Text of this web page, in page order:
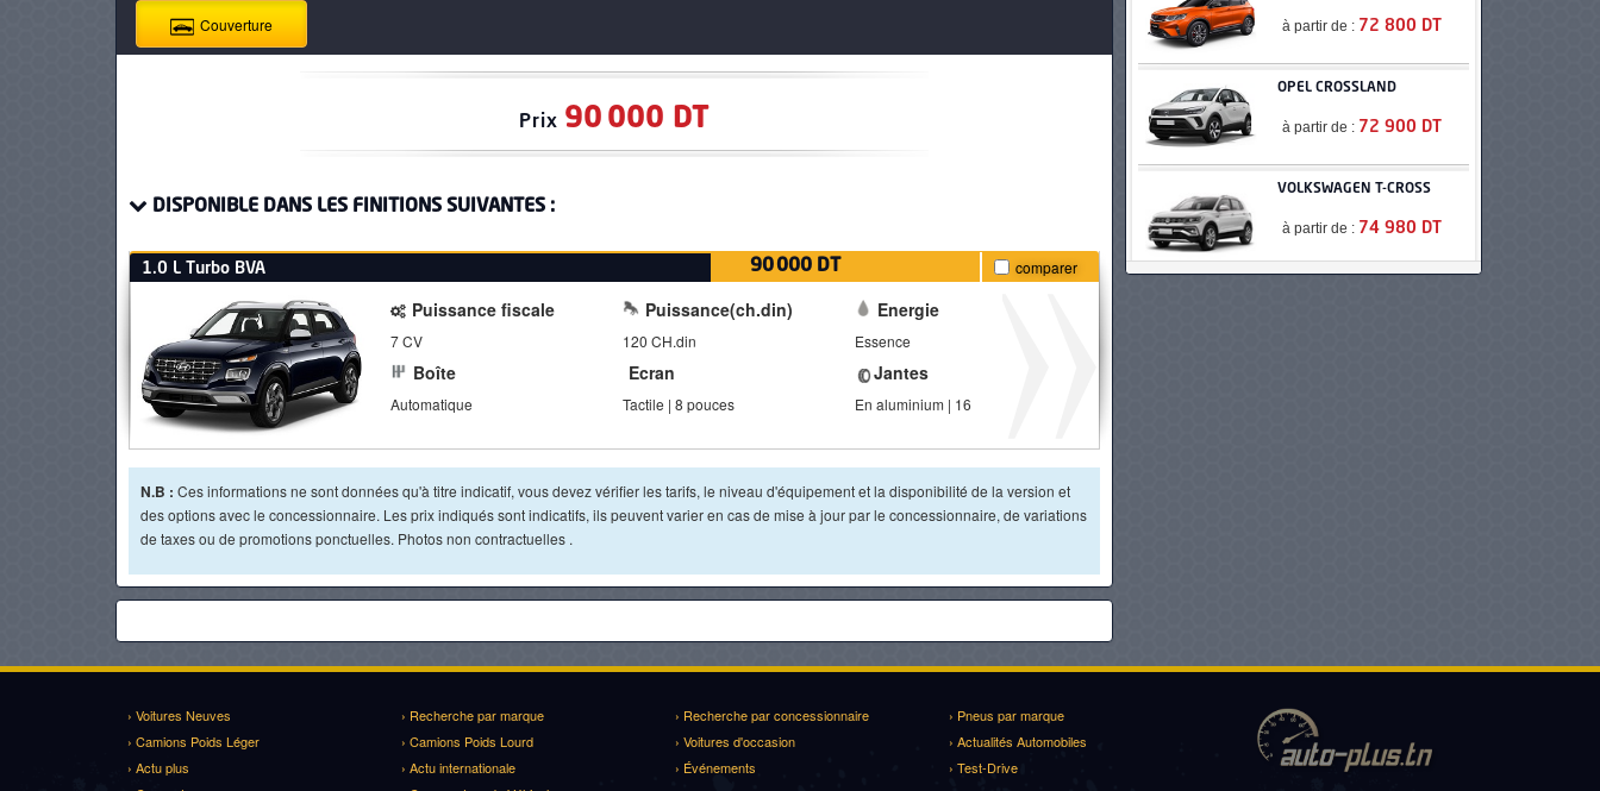
Couverture
Prix 90 000 DT
DISPONIBLE DANS LES FINITIONS SUIVANTES :
comparer
1.0 L Turbo BVA 90 000 DT
Puissance fiscale
7 CV
Puissance(ch.din)
120 CH.din
Energie
Essence
Boîte
Automatique
Ecran
Tactile | 8 pouces
Jantes
En aluminium | 16
N.B : Ces informations ne sont données qu'à titre indicatif, vous devez vérifier les tarifs, le niveau d'équipement et la disponibilité de la version et
des options avec le concessionnaire. Les prix indiqués sont indicatifs, ils peuvent varier en cas de mise à jour par le concessionnaire, de variations
de taxes ou de promotions ponctuelles. Photos non contractuelles .
à partir de : 72 800 DT
OPEL CROSSLAND
à partir de : 72 900 DT
VOLKSWAGEN T-CROSS
à partir de : 74 980 DT
à partir de :
› Voitures Neuves › Recherche par marque › Recherche par concessionnaire
› Pneus par marque
› Camions Poids Léger
› Camions Poids Lourd › Voitures d'occasion
› Actualités Automobiles
› Actu plus
› Actu internationale › Événements
› Test-Drive